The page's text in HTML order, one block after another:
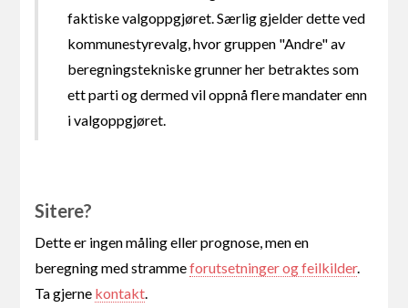
faktiske valgoppgjøret. Særlig gjelder dette ved
kommunestyrevalg, hvor gruppen "Andre" av
beregningstekniske grunner her betraktes som
ett parti og dermed vil oppnå flere mandater enn
i valgoppgjøret.
Sitere?
Dette er ingen måling eller prognose, men en
beregning med strammeforutsetninger og feilkilder.
Ta gjerne kontakt.